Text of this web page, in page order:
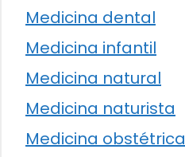
Medicina dental
Medicina infantil
Medicina natural
Medicina naturista
Medicina obstétrica